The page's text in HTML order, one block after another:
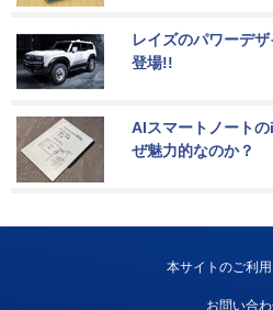
レイズのパワーデ
登場!!
AIスマートノート
ぜ魅力的なのか？
本サイトのご利
お問い合